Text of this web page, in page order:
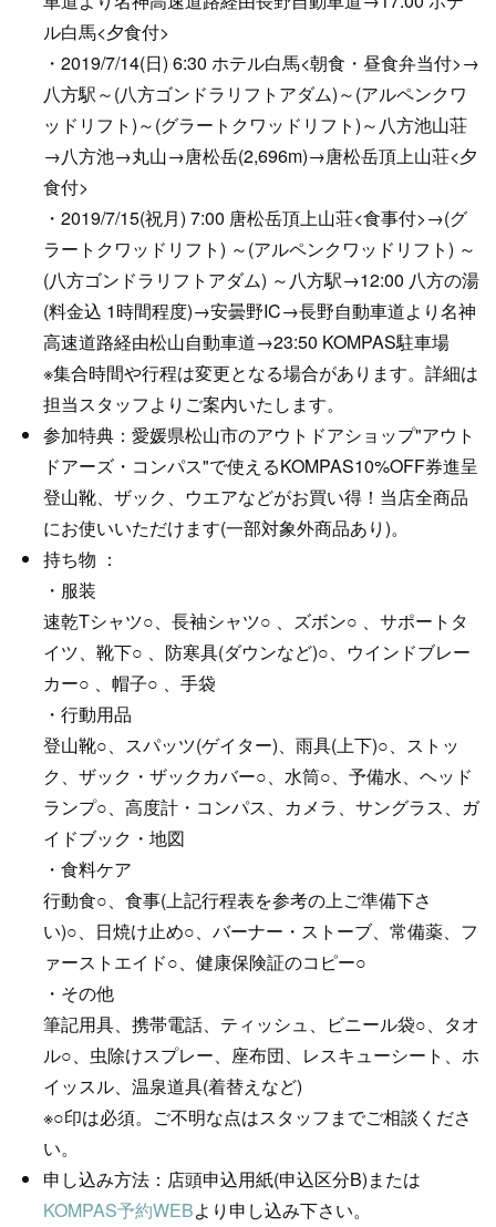
ル白馬<夕食付>
・2019/7/14(日) 6:30 ホテル白馬<朝食・昼食弁当付>→
八方駅～(八方ゴンドラリフトアダム)～(アルペンクワ
ッドリフト)～(グラートクワッドリフト)～八方池山荘
→八方池→丸山→唐松岳(2,696m)→唐松岳頂上山荘<夕
食付>
・2019/7/15(祝月) 7:00 唐松岳頂上山荘<食事付>→(グ
ラートクワッドリフト) ～(アルペンクワッドリフト) ～
(八方ゴンドラリフトアダム) ～八方駅→12:00 八方の湯
(料金込 1時間程度)→安曇野IC→長野自動車道より名神
高速道路経由松山自動車道→23:50 KOMPAS駐車場
※集合時間や行程は変更となる場合があります。詳細は
担当スタッフよりご案内いたします。
参加特典：愛媛県松山市のアウトドアショップ"アウト
ドアーズ・コンパス"で使えるKOMPAS10%OFF券進呈
登山靴、ザック、ウエアなどがお買い得！当店全商品
にお使いいただけます(一部対象外商品あり)。
持ち物 ：
・服装
速乾Tシャツ○、長袖シャツ○ 、ズボン○ 、サポートタ
イツ、靴下○ 、防寒具(ダウンなど)○、ウインドブレー
カー○ 、帽子○ 、手袋
・行動用品
登山靴○、スパッツ(ゲイター)、雨具(上下)○、ストッ
ク、ザック・ザックカバー○、水筒○、予備水、ヘッド
ランプ○、高度計・コンパス、カメラ、サングラス、ガ
イドブック・地図
・食料ケア
行動食○、食事(上記行程表を参考の上ご準備下さ
い)○、日焼け止め○、バーナー・ストーブ、常備薬、フ
ァーストエイド○、健康保険証のコピー○
・その他
筆記用具、携帯電話、ティッシュ、ビニール袋○、タオ
ル○、虫除けスプレー、座布団、レスキューシート、ホ
イッスル、温泉道具(着替えなど)
※○印は必須。ご不明な点はスタッフまでご相談くださ
い。
申し込み方法：店頭申込用紙(申込区分B)または
KOMPAS予約WEBより申し込み下さい。